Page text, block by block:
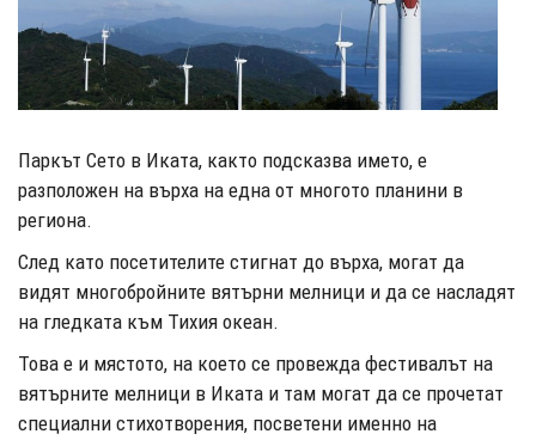
Паркът Сето в Иката, както подсказва името, е
разположен на върха на една от многото планини в
региона.
След като посетителите стигнат до върха, могат да
видят многобройните вятърни мелници и да се насладят
на гледката към Тихия океан.
Това е и мястото, на което се провежда фестивалът на
вятърните мелници в Иката и там могат да се прочетат
специални стихотворения, посветени именно на